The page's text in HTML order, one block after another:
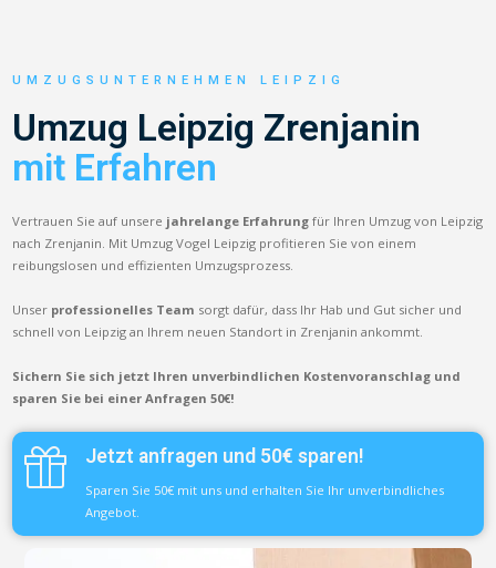
UMZUGSUNTERNEHMEN LEIPZIG
Umzug Leipzig Zrenjanin
mit Erfahren
Vertrauen Sie auf unsere jahrelange Erfahrung für Ihren Umzug von Leipzig
nach Zrenjanin. Mit Umzug Vogel Leipzig profitieren Sie von einem
reibungslosen und effizienten Umzugsprozess.
Unser professionelles Team sorgt dafür, dass Ihr Hab und Gut sicher und
schnell von Leipzig an Ihrem neuen Standort in Zrenjanin ankommt.
Sichern Sie sich jetzt Ihren unverbindlichen Kostenvoranschlag und
sparen Sie bei einer Anfragen 50€!
Jetzt anfragen und 50€ sparen!
Sparen Sie 50€ mit uns und erhalten Sie Ihr unverbindliches
Angebot.